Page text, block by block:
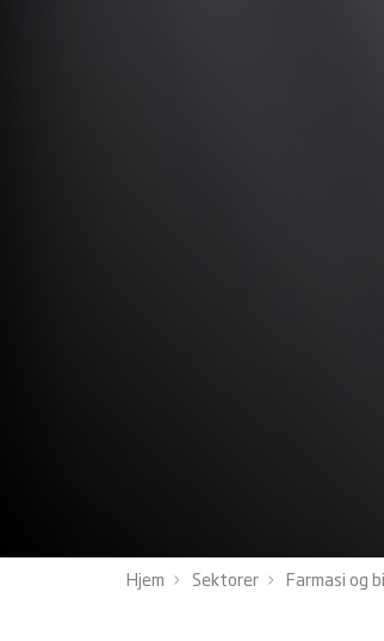
Hjem Sektorer Farmasi og